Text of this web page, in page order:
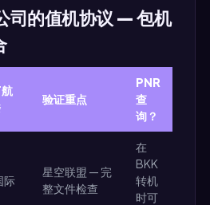
司的值机协议 — 包机
验证重点
PNR
查
询？
际
星空联盟 — 完
整文件检查
在
BKK
转机
时可